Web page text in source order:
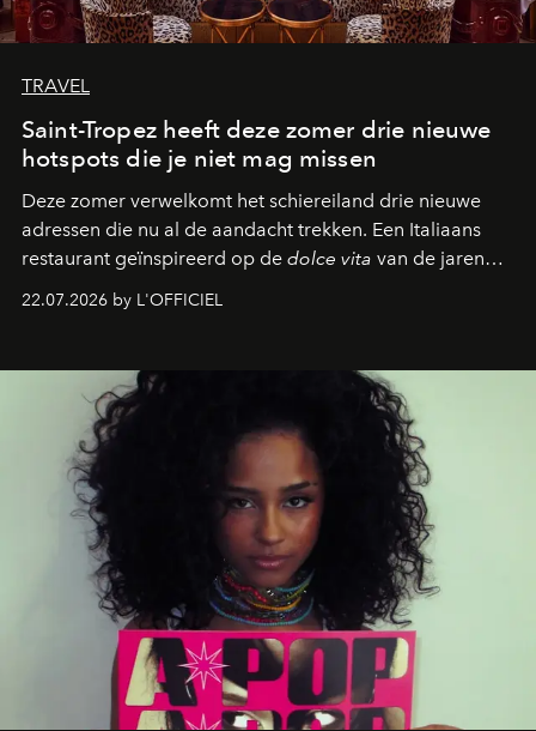
TRAVEL
Saint-Tropez heeft deze zomer drie nieuwe
hotspots die je niet mag missen
Deze zomer verwelkomt het schiereiland drie nieuwe
adressen die nu al de aandacht trekken. Een Italiaans
restaurant geïnspireerd op de dolce vita van de jaren
verandert in een bruisende ontmoetingsplek en de
neerstrijkt in Saint-Tropez. Dit zijn de nieuwe adressen
die deze zomer de toon zetten, van lange lunches tot
zwoele nachten.
22.07.2026 by L'OFFICIEL